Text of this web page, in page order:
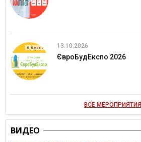
13.10.2026
ЄвроБудЕкспо 2026
ВСЕ МЕРОПРИЯТИЯ
ВИДЕО